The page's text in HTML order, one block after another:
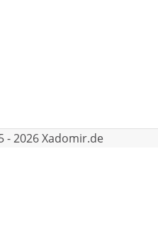
- 2026 Xadomir.de